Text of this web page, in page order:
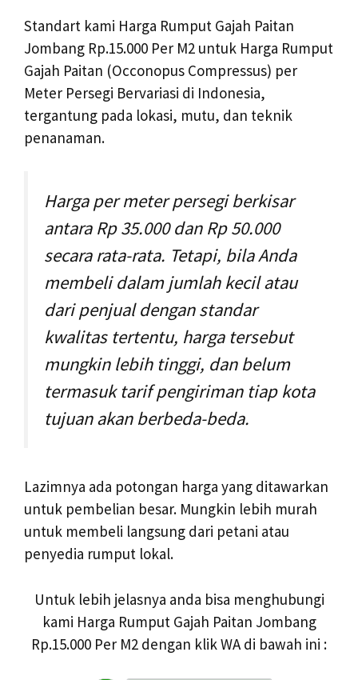
Standart kami Harga Rumput Gajah Paitan
Jombang Rp.15.000 Per M2 untuk Harga Rumput
Gajah Paitan (Occonopus Compressus) per
Meter Persegi Bervariasi di Indonesia,
tergantung pada lokasi, mutu, dan teknik
penanaman.
Harga per meter persegi berkisar
antara Rp 35.000 dan Rp 50.000
secara rata-rata. Tetapi, bila Anda
membeli dalam jumlah kecil atau
dari penjual dengan standar
kwalitas tertentu, harga tersebut
mungkin lebih tinggi, dan belum
termasuk tarif pengiriman tiap kota
tujuan akan berbeda-beda.
Lazimnya ada potongan harga yang ditawarkan
untuk pembelian besar. Mungkin lebih murah
untuk membeli langsung dari petani atau
penyedia rumput lokal.
Untuk lebih jelasnya anda bisa menghubungi
kami Harga Rumput Gajah Paitan Jombang
Rp.15.000 Per M2 dengan klik WA di bawah ini :